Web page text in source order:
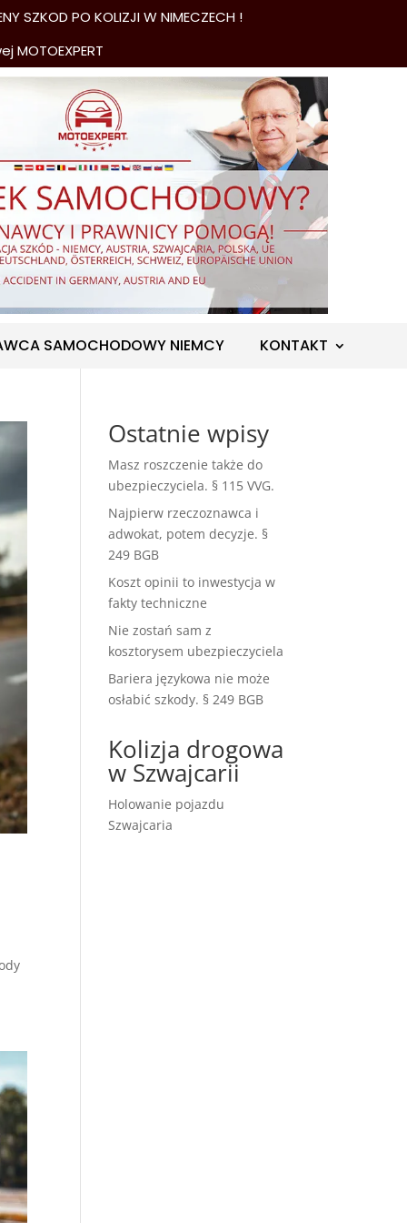
PO KOLIZJI W NIMECZECH !
SAMOCHODOWY NIEMCY KONTAKT
Ostatnie wpisy
Masz roszczenie także do
ubezpieczyciela. § 115 VVG.
Najpierw rzeczoznawca i
adwokat, potem decyzje. §
249 BGB
Koszt opinii to inwestycja w
fakty techniczne
Nie zostań sam z
kosztorysem ubezpieczyciela
Bariera językowa nie może
osłabić szkody. § 249 BGB
Kolizja drogowa
w Szwajcarii
Holowanie pojazdu
Szwajcaria